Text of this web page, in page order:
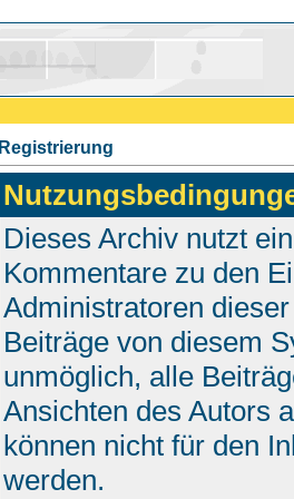
Registrierung
Dieses Archiv nutzt
Kommentare zu den
Administratoren
Beiträge von diesem
unmöglich, alle
Ansichten des Autors
können nicht für den
werden.